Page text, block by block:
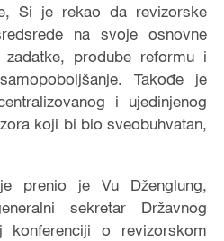
Si je rekao da revizorske
na svoje osnovne
prodube reformu i
Takođe je
i ujedinjenog
koji bi bio sveobuhvatan,
prenio jeVu Dženglung,
sekretar Državnog
konferenciji o revizorskom